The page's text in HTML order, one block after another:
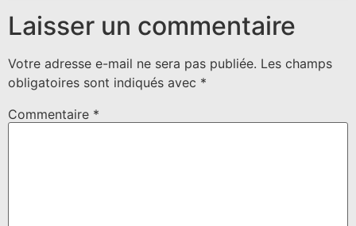
Laisser un commentaire
Votre adresse e-mail ne sera pas publiée. Les champs
obligatoires sont indiqués avec *
Commentaire *